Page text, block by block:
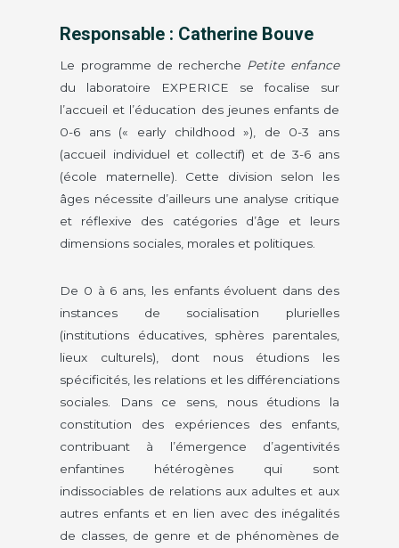
Responsable : Catherine Bouve
Le programme de recherche Petite enfance
du laboratoire EXPERICE se focalise sur
l’accueil et l’éducation des jeunes enfants de
0-6 ans (« early childhood »), de 0-3 ans
(accueil individuel et collectif) et de 3-6 ans
(école maternelle). Cette division selon les
âges nécessite d’ailleurs une analyse critique
et réflexive des catégories d’âge et leurs
dimensions sociales, morales et politiques.
De 0 à 6 ans, les enfants évoluent dans des
instances de socialisation plurielles
(institutions éducatives, sphères parentales,
lieux culturels), dont nous étudions les
spécificités, les relations et les différenciations
sociales. Dans ce sens, nous étudions la
constitution des expériences des enfants,
contribuant à l’émergence d’agentivités
enfantines hétérogènes qui sont
indissociables de relations aux adultes et aux
autres enfants et en lien avec des inégalités
de classes, de genre et de phénomènes de